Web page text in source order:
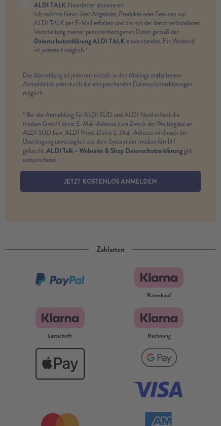
ALDI TALK Newsletter abonnieren.
Ich möchte News über Angebote, Produkte oder Services von
ALDI TALK per E-Mail erhalten und bin mit der damit verbundenen
Verarbeitung meiner personenbezogenen Daten gemäß der
Datenschutzerklärung ALDI TALK einverstanden. Ein Widerruf
ist jederzeit möglich.*
Die Abmeldung ist jederzeit mittels in den Mailings enthaltenem
Abmeldelink oder durch die entsprechenden Datenschutzerklärungen
möglich.
* Bei der Anmeldung für ALDI SÜD und ALDI Nord erfasst die
medion GmbH deine E-Mail-Adresse zum Zweck der Weitergabe an
ALDI SÜD bzw. ALDI Nord. Deine E-Mail-Adresse wird nach der
Übertragung unverzüglich aus dem System der medion GmbH
gelöscht. ALDI Talk – Webseite & Shop Datenschutzerklärunggilt
entsprechend.
JETZT KOSTENLOS ANMELDEN
Zahlarten
Ratenkauf
Lastschrift Rechnung